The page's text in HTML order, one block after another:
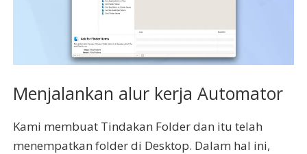
Menjalankan alur kerja Automator
Kami membuat Tindakan Folder dan itu telah
menempatkan folder di Desktop. Dalam hal ini,